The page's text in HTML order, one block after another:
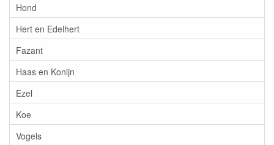
Hond
Hert en Edelhert
Fazant
Haas en Konijn
Ezel
Koe
Vogels